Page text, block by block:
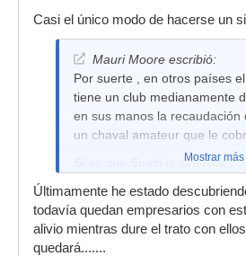
Casi el único modo de hacerse un
Mauri Moore escribió:
Por suerte , en otros países
tiene un club medianamente
en sus manos la recaudación
un chaval amateur que le
Si es que Spain is different !
Mostrar más
Últimamente he estado
todavía quedan empresarios con
alivio mientras dure el trato con
quedará.......